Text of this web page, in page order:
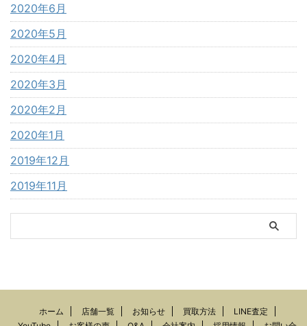
2020年6月
2020年5月
2020年4月
2020年3月
2020年2月
2020年1月
2019年12月
2019年11月
ホーム 店舗一覧 お知らせ 買取方法
LINE査定